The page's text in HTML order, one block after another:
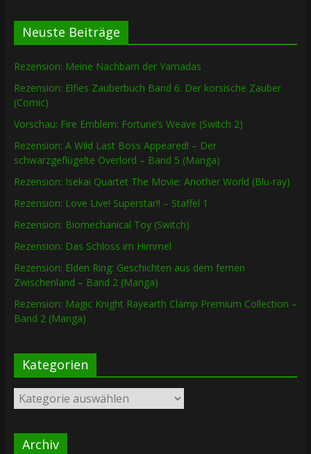
Neuste Beiträge
Rezension: Meine Nachbarn der Yamadas
Rezension: Elfies Zauberbuch Band 6: Der korsische Zauber
(Comic)
Vorschau: Fire Emblem: Fortune’s Weave (Switch 2)
Rezension: A Wild Last Boss Appeared! – Der
schwarzgeflügelte Overlord – Band 5 (Manga)
Rezension: Isekai Quartet The Movie: Another World (Blu-ray)
Rezension: Love Live! Superstar!! – Staffel 1
Rezension: Biomechanical Toy (Switch)
Rezension: Das Schloss im Himmel
Rezension: Elden Ring: Geschichten aus dem fernen
Zwischenland – Band 2 (Manga)
Rezension: Magic Knight Rayearth Clamp Premium Collection –
Band 2 (Manga)
Kategorien
Kategorien
Archiv